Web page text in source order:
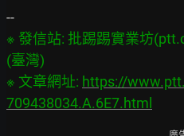
※ 發信站: 批踢踢實業坊
(臺灣)
※ 文章網址: https://
709438034.A.6E7.html